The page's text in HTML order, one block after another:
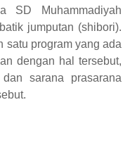
SD Muhammadiyah
jumputan (shibori).
satu program yang ada
dengan hal tersebut,
sarana prasarana